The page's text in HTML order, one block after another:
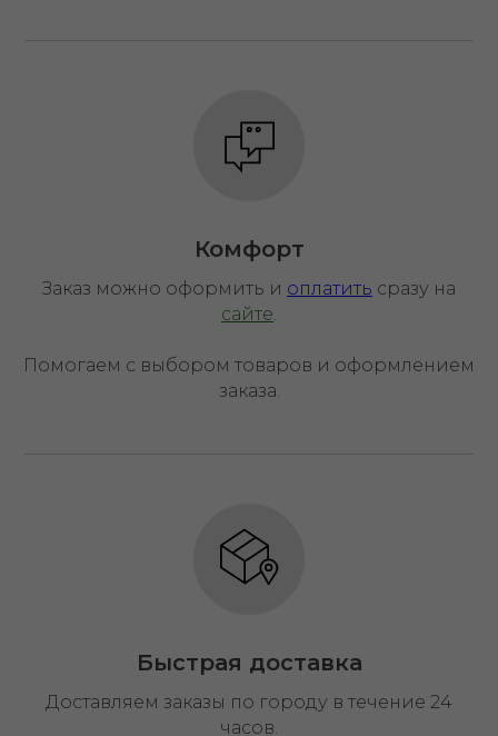
Комфорт
Заказ можно оформить и оплатить сразу на
сайте.
Помогаем с выбором товаров и оформлением
заказа.
Быстрая доставка
Доставляем заказы по городу в течение 24
часов.